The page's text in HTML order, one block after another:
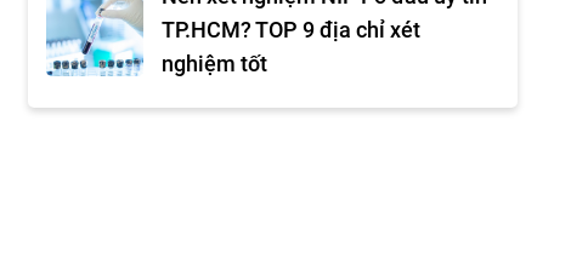
TP.HCM? TOP 9 địa chỉ xét
nghiệm tốt